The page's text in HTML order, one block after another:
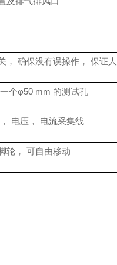
， 确保没有误操作， 保证
个φ50 mm 的测试孔
电压， 电流采集线
轮， 可自由移动